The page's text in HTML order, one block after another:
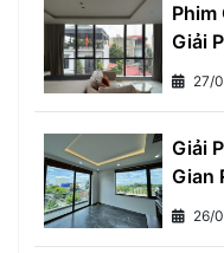
Phim
Giải
Làm
27/
Giải
Gian
Cách
26/